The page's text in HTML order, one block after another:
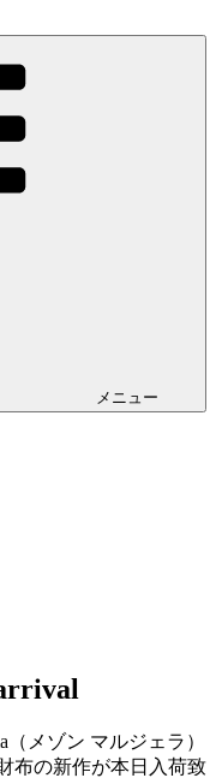
メニュー
メゾン マルジェラ）
布の新作が本日入荷致